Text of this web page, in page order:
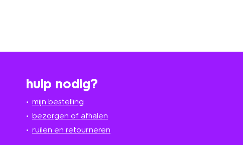
hulp nodig?
mijn bestelling
bezorgen of afhalen
ruilen en retourneren